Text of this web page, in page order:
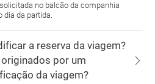
no balcão da companhia
dia da partida.
a reserva da viagem?
por um
da viagem?